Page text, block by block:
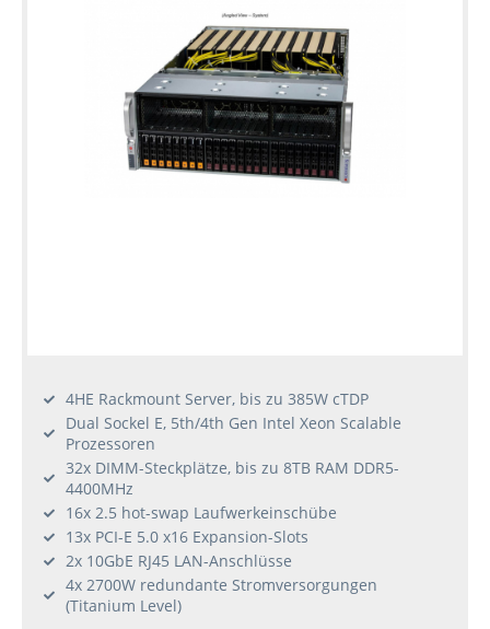
4HE Rackmount Server, bis zu 385W cTDP
Dual Sockel E, 5th/4th Gen Intel Xeon Scalable
Prozessoren
32x DIMM-Steckplätze, bis zu 8TB RAM DDR5-
4400MHz
16x 2.5 hot-swap Laufwerkeinschübe
13x PCI-E 5.0 x16 Expansion-Slots
2x 10GbE RJ45 LAN-Anschlüsse
4x 2700W redundante Stromversorgungen
(Titanium Level)